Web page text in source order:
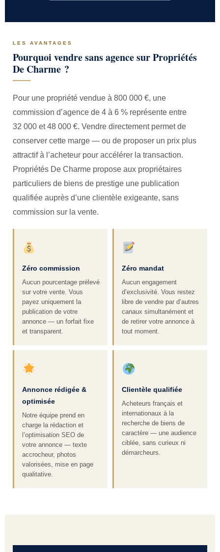
LES AVANTAGES
Pourquoi vendre sans agence sur Propriétés
De Charme ?
Pour une propriété vendue à 800 000 €, une
commission d’agence de 4 à 6 % représente entre
32 000 et 48 000 €. Vendre directement permet de
conserver cette marge — ou de proposer un prix plus
attractif à l’acheteur pour accélérer la transaction.
Propriétés De Charme propose aux propriétaires
particuliers de biens de prestige une publication
qualifiée auprès d’une clientèle exigeante, sans
commission sur la vente.
Zéro commission
Aucun pourcentage prélevé
sur votre vente. Vous
payez uniquement la
publication de votre
annonce — un forfait fixe
et transparent.
Zéro mandat
Aucun engagement
d’exclusivité. Vous restez
libre de vendre par d’autres
canaux simultanément et
de retirer votre annonce à
tout moment.
Annonce rédigée &
optimisée
Notre équipe prend en
charge la rédaction et
l’optimisation SEO de
votre annonce — texte
accrocheur, photos
valorisées, mise en page
qualitative.
Clientèle qualifiée
Acheteurs français et
internationaux à la
recherche de biens de
caractère — une audience
ciblée, sans curieux ni
démarcheurs.